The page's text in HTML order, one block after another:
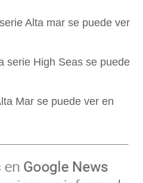
Alta mar se puede ver
serie High Seas se puede
Mar se puede ver en